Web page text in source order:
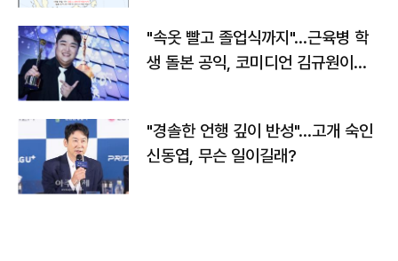
"속옷 빨고 졸업식까지"…근육병 학
생 돌본 공익, 코미디언 김규원이었
"경솔한 언행 깊이 반성"…고개 숙인
신동엽, 무슨 일이길래?